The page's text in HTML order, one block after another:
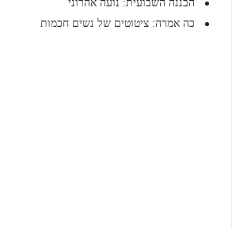
הבננה השבועית: נועה אהרוני
כה אמרה: ציטוטים של נשים חכמות